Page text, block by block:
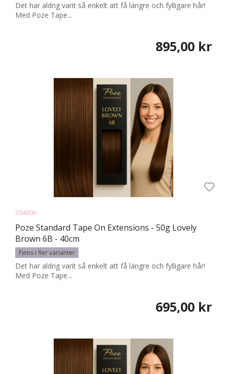
Det har aldrig varit så enkelt att få längre och fylligare hår!
Med Poze Tape...
895,00 kr
204006
Poze Standard Tape On Extensions - 50g Lovely
Brown 6B - 40cm
Finns i fler varianter
Det har aldrig varit så enkelt att få längre och fylligare hår!
Med Poze Tape...
695,00 kr